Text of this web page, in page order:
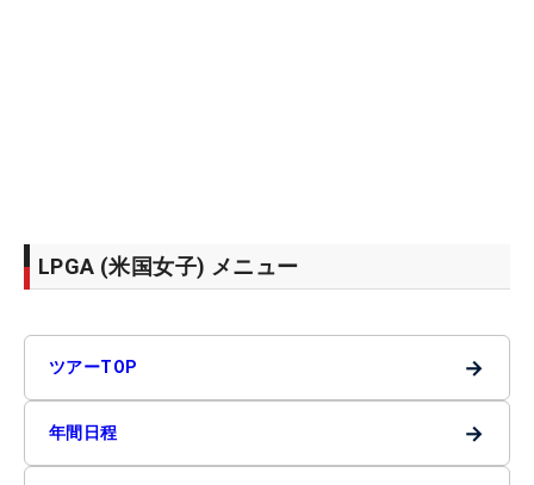
LPGA (米国女子) メニュー
ツアーTOP →
年間日程 →